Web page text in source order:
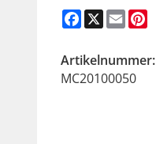
Facebook
X Email
Artikelnummer:
MC20100050